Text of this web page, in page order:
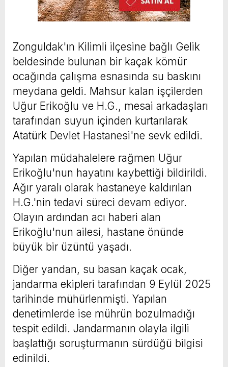
Zonguldak'ın Kilimli ilçesine bağlı Gelik
beldesinde bulunan bir kaçak kömür
ocağında çalışma esnasında su baskını
meydana geldi. Mahsur kalan işçilerden
Uğur Erikoğlu ve H.G., mesai arkadaşları
tarafından suyun içinden kurtarılarak
Atatürk Devlet Hastanesi'ne sevk edildi.
Yapılan müdahalelere rağmen Uğur
Erikoğlu'nun hayatını kaybettiği bildirildi.
Ağır yaralı olarak hastaneye kaldırılan
H.G.'nin tedavi süreci devam ediyor.
Olayın ardından acı haberi alan
Erikoğlu'nun ailesi, hastane önünde
büyük bir üzüntü yaşadı.
Diğer yandan, su basan kaçak ocak,
jandarma ekipleri tarafından 9 Eylül 2025
tarihinde mühürlenmişti. Yapılan
denetimlerde ise mührün bozulmadığı
tespit edildi. Jandarmanın olayla ilgili
başlattığı soruşturmanın sürdüğü bilgisi
edinildi.